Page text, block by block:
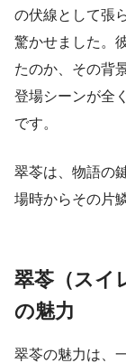
の伏線として張
驚かせました。
たのか、その背
登場シーンが全
です。
翠苓は、物語の
場時からその片
翠苓（スイ
の魅力
翠苓の魅力は、